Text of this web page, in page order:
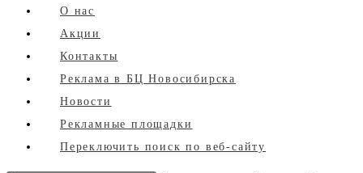
О нас
Акции
Контакты
Реклама в БЦ Новосибирска
Новости
Рекламные площадки
Переключить поиск по веб-сайту